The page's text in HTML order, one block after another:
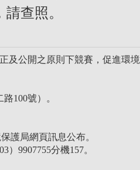
查照。
及公開之原則下競賽，促進環
100號）。
護局網頁訊息公布。
9907755分機157。